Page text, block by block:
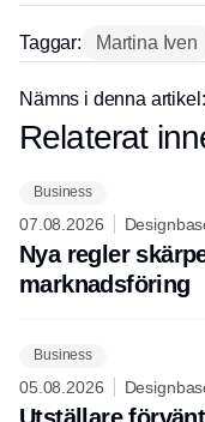
Taggar: Martina Iven
Nämns i denna artikel:
Relaterat
Business
07.08.2026
Nya regler
marknadsföring
Business
05.08.2026